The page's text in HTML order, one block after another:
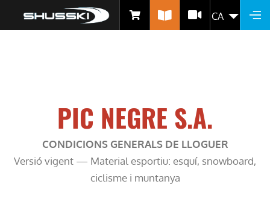
al
CA
CONDICIONS LLOGUER
PIC NEGRE S.A.
CONDICIONS GENERALS DE LLOGUER
Versió vigent — Material esportiu: esquí, snowboard,
ciclisme i muntanya